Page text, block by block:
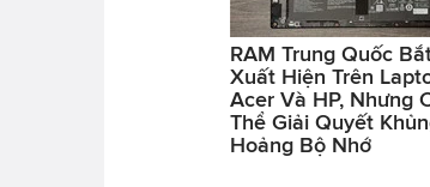
RAM Trung Quốc
Xuất Hiện Trên
Acer Và HP, Nhưng
Thể Giải Quyết
Hoảng Bộ Nhớ